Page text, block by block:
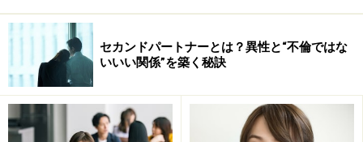
世の中のテクニック本には、「メールの返事はすぐにし
ない方がいい」とか「水曜日以降に来た週末のデートの
お誘いは、断った方がいい」など、様々なことが書かれ
ていますが、全ての人に当てはまるテクニックはなに
か？ というと、
相手を思いやること
に尽きるような気が
します。
セカンドパートナーとは？異性と“不倫ではな
いいい関係”を築く秘訣